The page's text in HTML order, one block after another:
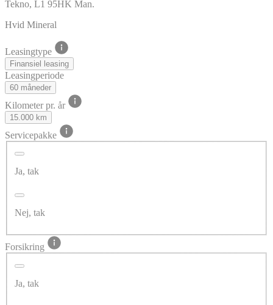
Tekno, L1 95HK Man.
Hvid Mineral
Leasingtype
Finansiel leasing
Leasingperiode
60 måneder
Kilometer pr. år
15.000 km
Servicepakke
Ja, tak
Nej, tak
Forsikring
Ja, tak